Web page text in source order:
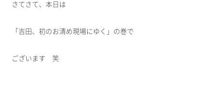
さてさて、本日は
「吉田、初のお清め現場にゆく」の巻で
ございます 笑